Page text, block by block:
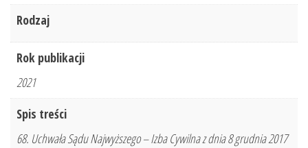
Rodzaj
Rok publikacji
2021
Spis treści
68. Uchwała Sądu Najwyższego – Izba Cywilna z dnia 8 grudnia 2017